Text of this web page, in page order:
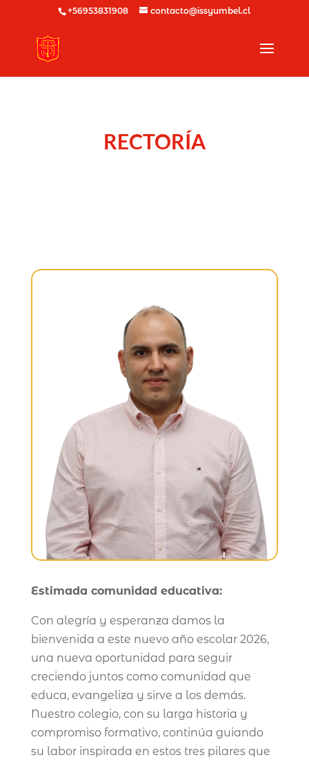
+56953831908 contacto@issyumbel.cl
RECTORÍA
Estimada comunidad educativa:
Con alegría y esperanza damos la
bienvenida a este nuevo año escolar 2026,
una nueva oportunidad para seguir
creciendo juntos como comunidad que
educa, evangeliza y sirve a los demás.
Nuestro colegio, con su larga historia y
compromiso formativo, continúa guiando
su labor inspirada en estos tres pilares que